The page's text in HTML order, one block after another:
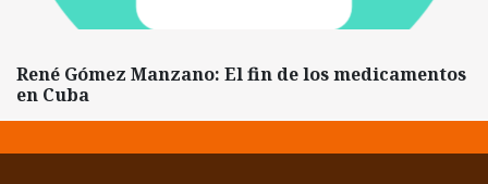
René Gómez Manzano: El fin de los medicamentos
en Cuba